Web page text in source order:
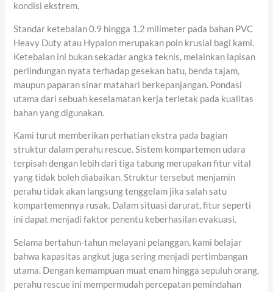
kondisi ekstrem.
Standar ketebalan 0.9 hingga 1.2 milimeter pada bahan PVC
Heavy Duty atau Hypalon merupakan poin krusial bagi kami.
Ketebalan ini bukan sekadar angka teknis, melainkan lapisan
perlindungan nyata terhadap gesekan batu, benda tajam,
maupun paparan sinar matahari berkepanjangan. Pondasi
utama dari sebuah keselamatan kerja terletak pada kualitas
bahan yang digunakan.
Kami turut memberikan perhatian ekstra pada bagian
struktur dalam perahu rescue. Sistem kompartemen udara
terpisah dengan lebih dari tiga tabung merupakan fitur vital
yang tidak boleh diabaikan. Struktur tersebut menjamin
perahu tidak akan langsung tenggelam jika salah satu
kompartemennya rusak. Dalam situasi darurat, fitur seperti
ini dapat menjadi faktor penentu keberhasilan evakuasi.
Selama bertahun-tahun melayani pelanggan, kami belajar
bahwa kapasitas angkut juga sering menjadi pertimbangan
utama. Dengan kemampuan muat enam hingga sepuluh orang,
perahu rescue ini mempermudah percepatan pemindahan